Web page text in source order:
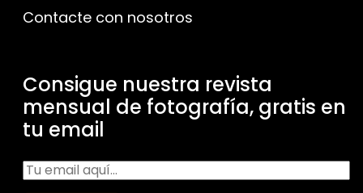
Contacte con nosotros
Consigue nuestra revista
mensual de fotografía, gratis en
tu email